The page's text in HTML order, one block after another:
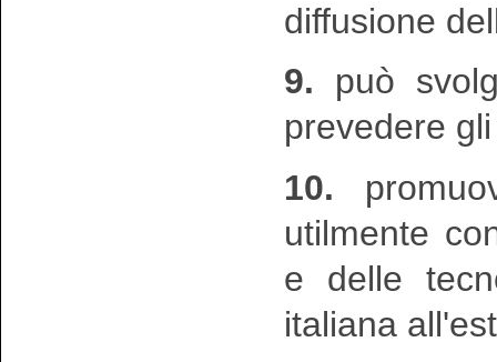
diffusione
9. può
prevedere
10.
utilmente
e delle
italiana